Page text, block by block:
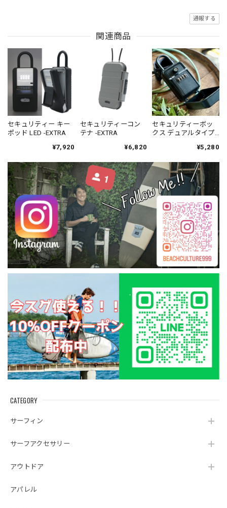
CATEGORY
サーフィン
サーフアクセサリー
アウトドア
アパレル
通報する
関連商品
セキュリティー キー
ポッド LED -EXTRA
¥7,920
セキュリティーコン
テナ -EXTRA
¥6,820
セキュリティーボッ
クス デュアルタイプ -
¥5,280